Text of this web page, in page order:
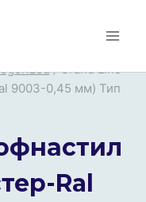
/ Grand Line
9003-0,45 мм) Тип
Ral